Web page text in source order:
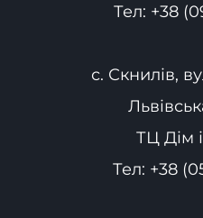
Тел: +38
с. Скнилів,
ТЦ Дім
Тел: +38